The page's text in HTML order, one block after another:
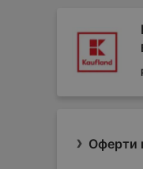
Оферти